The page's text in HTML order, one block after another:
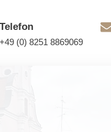
Telefon
+49 (0) 8251 8869069